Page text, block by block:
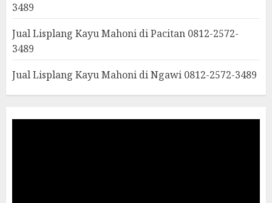
3489
Jual Lisplang Kayu Mahoni di Pacitan 0812-2572-
3489
Jual Lisplang Kayu Mahoni di Ngawi 0812-2572-3489